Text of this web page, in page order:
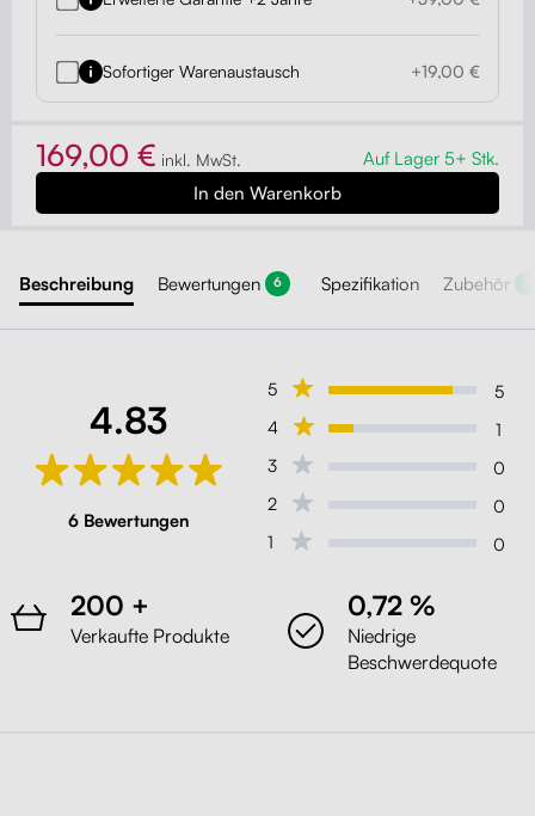
Sofortiger Warenaustausch +19,00 €
169,00 € inkl. MwSt. Auf Lager 5+ Stk.
Beschreibung Bewertungen 6 Spezifikation Zubehör
4.83
6 Bewertungen
5
5
4
1
3
0
2
0
1
0
200 +
Verkaufte Produkte
0,72 %
Niedrige
Beschwerdequote